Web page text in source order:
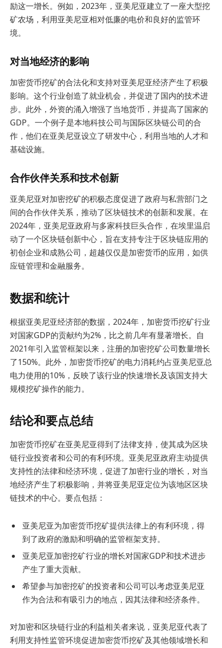
励这一增长。例如，2023年，亚美尼亚建立了一座大型挖
矿农场，利用亚美尼亚相对低廉的电价和良好的监管环
境。
对当地经济的影响
加密货币挖矿的合法化和支持对亚美尼亚经济产生了积极
影响。这个行业创造了就业机会，并促进了国内的技术进
步。此外，外资的涌入增强了当地货币，并提高了国家的
GDP。一个例子是本地科技公司与国际区块链公司的合
作，他们在亚美尼亚设立了研发中心，利用当地的人才和
基础设施。
合作伙伴关系和技术创新
亚美尼亚对加密挖矿的积极态度促进了政府与私营部门之
间的合作伙伴关系，推动了区块链技术的创新和发展。在
2024年，亚美尼亚政府与多家科技巨头合作，在埃里温启
动了一个区块链创新中心，旨在支持专注于区块链应用的
初创企业和成熟公司，超越仅仅是加密货币的应用，如供
应链管理和金融服务。
数据和统计
根据亚美尼亚经济部的数据，2024年，加密货币挖矿行业
对国家GDP的贡献约为2%，比之前几年有显著增长。自
2021年引入监管框架以来，注册的加密挖矿公司数量增长
了150%。此外，加密货币挖矿的电力消耗约占亚美尼亚总
电力使用的10%，反映了该行业的快速增长及该国支持大
规模挖矿操作的能力。
结论和要点总结
加密货币挖矿在亚美尼亚得到了法律支持，使其成为区块
链行业投资者和公司的有利环境。亚美尼亚政府主动提供
支持性的法律和经济环境，促进了加密行业的增长，对当
地经济产生了积极影响，并将亚美尼亚定位为该地区区块
链技术的中心。要点包括：
亚美尼亚为加密货币挖矿提供法律上的有利环境，得
到了政府的激励和明确的监管框架支持。
亚美尼亚加密挖矿行业的增长对国家GDP和技术进步
产生了重大贡献。
希望参与加密挖矿的投资者和公司可以考虑亚美尼亚
作为合法和有吸引力的地点，因其法律和经济条件。
对加密和区块链行业的利益相关者来说，亚美尼亚代表了
利用支持性监管环境促进加密货币挖矿及其他领域增长和